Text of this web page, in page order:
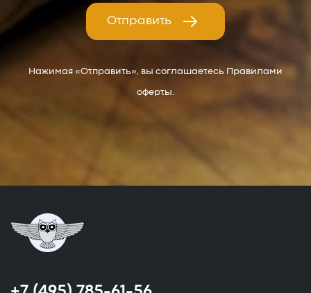
Отправить
Нажимая «Отправить», вы соглашаетесь Правилами
оферты.